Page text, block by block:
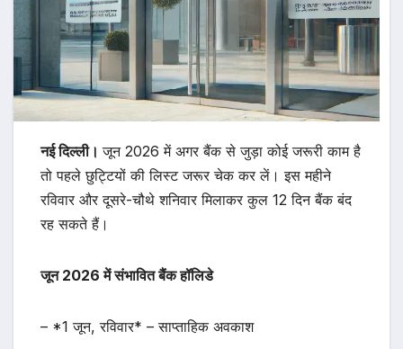
नई दिल्ली।जून 2026 में अगर बैंक से जुड़ा कोई जरूरी काम है
तो पहले छुट्टियों की लिस्ट जरूर चेक कर लें। इस महीने
रविवार और दूसरे-चौथे शनिवार मिलाकर कुल 12 दिन बैंक बंद
रह सकते हैं।
जून 2026 में संभावित बैंक हॉलिडे
– *1 जून, रविवार* – साप्ताहिक अवकाश